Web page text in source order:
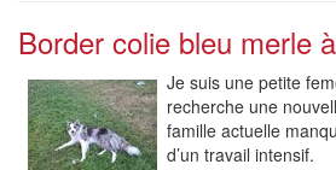
Border colie bleu merle
Je suis une petite
recherche une
famille actuelle
d’un travail intensif.